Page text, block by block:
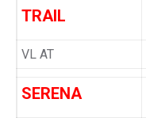
TRAIL
VL AT
SERENA